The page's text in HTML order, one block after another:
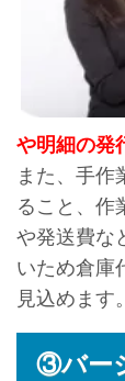
や明細の発
また、手作
ること、作
や発送費な
いため倉庫
見込めます。
③バー